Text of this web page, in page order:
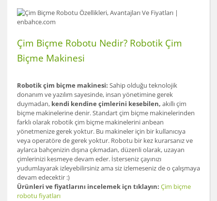
Çim Biçme Robotu Nedir? Robotik Çim
Biçme Makinesi
Robotik çim biçme makinesi: Sahip olduğu teknolojik
donanım ve yazılım sayesinde, insan yönetimine gerek
duymadan, kendi kendine çimlerini kesebilen, akıllı çim
biçme makinelerine denir. Standart çim biçme makinelerinden
farklı olarak robotik çim biçme makinelerini anbean
yönetmenize gerek yoktur. Bu makineler için bir kullanıcıya
veya operatöre de gerek yoktur. Robotu bir kez kurarsanız ve
aylarca bahçenizin dışına çıkmadan, düzenli olarak, uzayan
çimlerinizi kesmeye devam eder. İsterseniz çayınızı
yudumlayarak izleyebilirsiniz ama siz izlemeseniz de o çalışmaya
devam edecektir :)
Ürünleri ve fiyatlarını incelemek içn tıklayın: Çim biçme
robotu fiyatları